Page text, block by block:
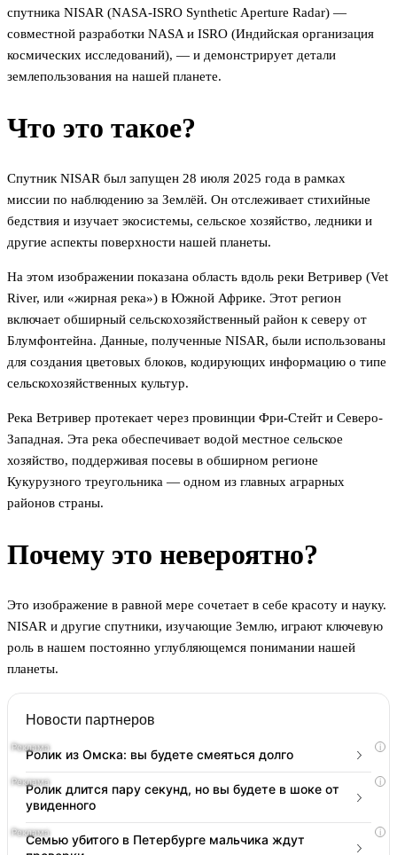
спутника NISAR (NASA-ISRO Synthetic Aperture Radar) —
совместной разработки NASA и ISRO (Индийская организация
космических исследований), — и демонстрирует детали
землепользования на нашей планете.
Что это такое?
Спутник NISAR был запущен 28 июля 2025 года в рамках
миссии по наблюдению за Землёй. Он отслеживает стихийные
бедствия и изучает экосистемы, сельское хозяйство, ледники и
другие аспекты поверхности нашей планеты.
На этом изображении показана область вдоль реки Ветривер (Vet
River, или «жирная река») в Южной Африке. Этот регион
включает обширный сельскохозяйственный район к северу от
Блумфонтейна. Данные, полученные NISAR, были использованы
для создания цветовых блоков, кодирующих информацию о типе
сельскохозяйственных культур.
Река Ветривер протекает через провинции Фри-Стейт и Северо-
Западная. Эта река обеспечивает водой местное сельское
хозяйство, поддерживая посевы в обширном регионе
Кукурузного треугольника — одном из главных аграрных
районов страны.
Почему это невероятно?
Это изображение в равной мере сочетает в себе красоту и науку.
NISAR и другие спутники, изучающие Землю, играют ключевую
роль в нашем постоянно углубляющемся понимании нашей
планеты.
Новости партнеров
i
Ролик из Омска: вы будете смеяться долго
i
Ролик длится пару секунд, но вы будете в шоке от
увиденного
i
Семью убитого в Петербурге мальчика ждут